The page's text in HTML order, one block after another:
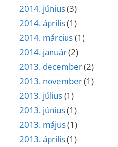
2014. június(3)
2014. április(1)
2014. március(1)
2014. január(2)
2013. december(2)
2013. november(1)
2013. július(1)
2013. június(1)
2013. május(1)
2013. április(1)